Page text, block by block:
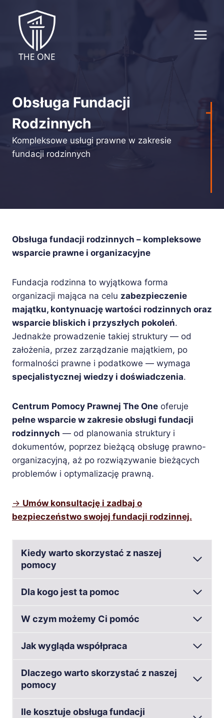
treści
Obsługa Fundacji
Rodzinnych
Kompleksowe usługi prawne w zakresie
fundacji rodzinnych
Obsługa fundacji rodzinnych – kompleksowe
wsparcie prawne i organizacyjne
Fundacja rodzinna to wyjątkowa forma
organizacji mająca na celu zabezpieczenie
majątku, kontynuację wartości rodzinnych oraz
wsparcie bliskich i przyszłych pokoleń.
Jednakże prowadzenie takiej struktury — od
założenia, przez zarządzanie majątkiem, po
formalności prawne i podatkowe — wymaga
specjalistycznej wiedzy i doświadczenia.
Centrum Pomocy Prawnej The One oferuje
pełne wsparcie w zakresie obsługi fundacji
rodzinnych — od planowania struktury i
dokumentów, poprzez bieżącą obsługę prawno-
organizacyjną, aż po rozwiązywanie bieżących
problemów i optymalizację prawną.
→ Umów konsultację i zadbaj o
bezpieczeństwo swojej fundacji rodzinnej.
Kiedy warto skorzystać z naszej
pomocy
Dla kogo jest ta pomoc
W czym możemy Ci pomóc
Jak wygląda współpraca
Dlaczego warto skorzystać z naszej
pomocy
Ile kosztuje obsługa fundacji